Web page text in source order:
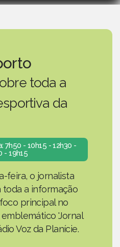
toda a
da
7h50 - 10h15 - 12h30 -
- 19h15
feira, o jornalista
toda a informação
principal no
'Jornal
Voz da Planície.